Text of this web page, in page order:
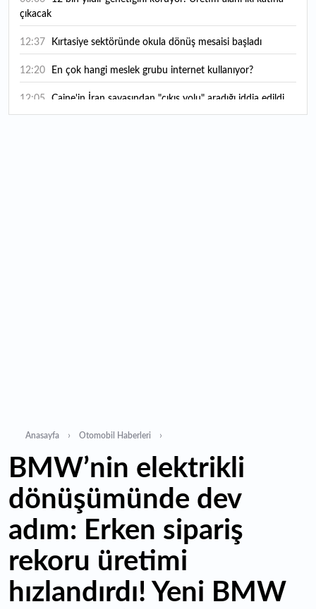
çıkacak
12:37 Kırtasiye sektöründe okula dönüş mesaisi başladı
12:20 En çok hangi meslek grubu internet kullanıyor?
12:05 Caine'in İran savaşından "çıkış yolu" aradığı iddia edildi
Anasayfa Otomobil Haberleri
BMW’nin elektrikli
dönüşümünde dev
adım: Erken sipariş
rekoru üretimi
hızlandırdı! Yeni BMW